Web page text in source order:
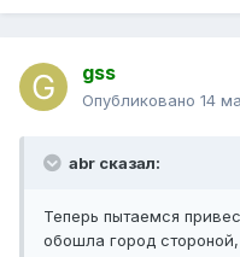
gss
Опубликовано 14
abr сказал:
Теперь пытаемся
обошла город